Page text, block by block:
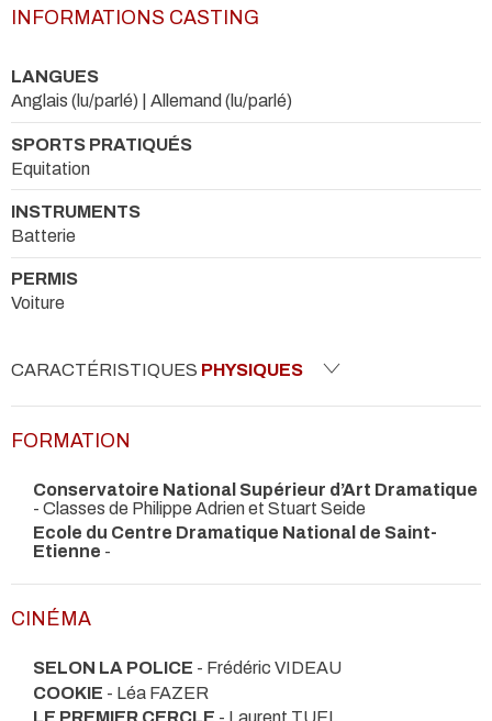
INFORMATIONS CASTING
LANGUES
Anglais (lu/parlé) | Allemand (lu/parlé)
SPORTS PRATIQUÉS
Equitation
INSTRUMENTS
Batterie
PERMIS
Voiture
CARACTÉRISTIQUES PHYSIQUES
FORMATION
Conservatoire National Supérieur d’Art Dramatique
- Classes de Philippe Adrien et Stuart Seide
Ecole du Centre Dramatique National de Saint-
Etienne -
CINÉMA
SELON LA POLICE - Frédéric VIDEAU
COOKIE - Léa FAZER
LE PREMIER CERCLE - Laurent TUEL